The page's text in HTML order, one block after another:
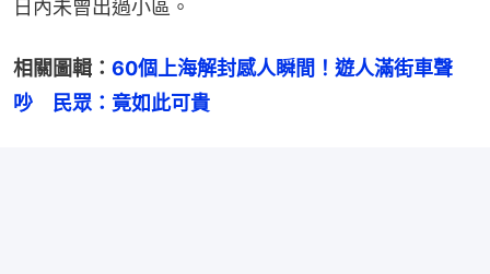
日內未曾出過小區。
相關圖輯： 60個上海解封感人瞬間！遊人滿街車聲
吵　民眾：竟如此可貴